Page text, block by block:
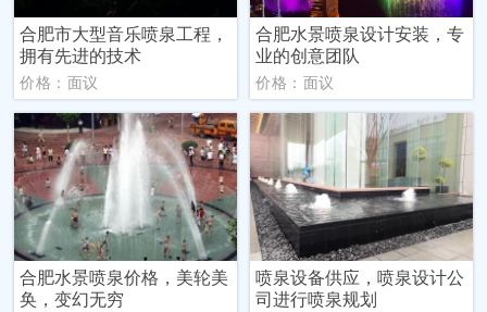
合肥市大型音乐喷泉工程，
拥有先进的技术
价格：面议
合肥水景喷泉设计安装，专
业的创意团队
价格：面议
合肥水景喷泉价格，美轮美
奂，变幻无穷
喷泉设备供应，喷泉设计公
司进行喷泉规划